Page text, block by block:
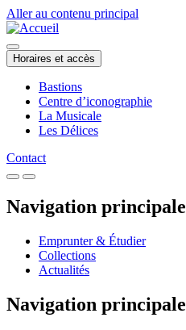
Aller au contenu principal
Horaires et accès
Bastions
Centre d’iconographie
La Musicale
Les Délices
Contact
Navigation principale
Emprunter & Étudier
Collections
Actualités
Navigation principale